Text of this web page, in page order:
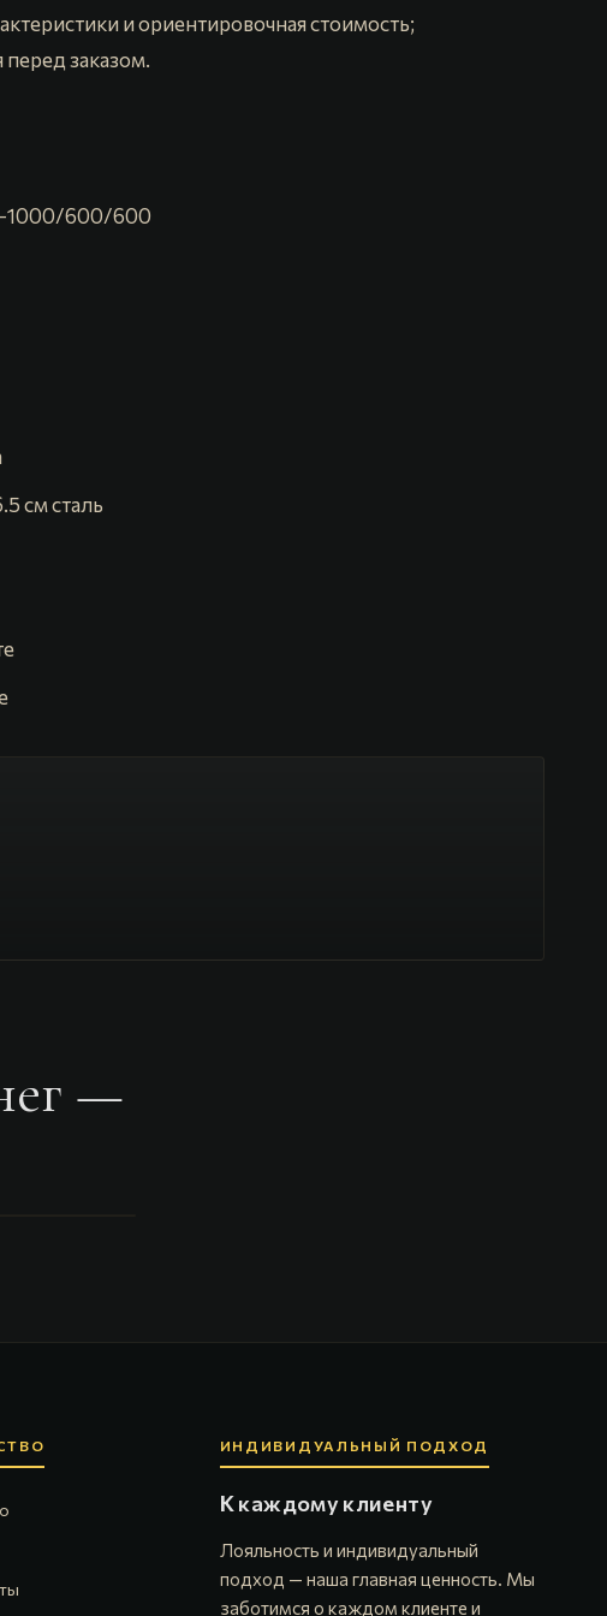
и ориентировочная стоимость;
заказом.
600/600
см сталь
—
ИНДИВИДУАЛЬНЫЙ ПОДХОД
К каждому клиенту
Лояльность и индивидуальный
подход — наша главная ценность. Мы
заботимся о каждом клиенте и